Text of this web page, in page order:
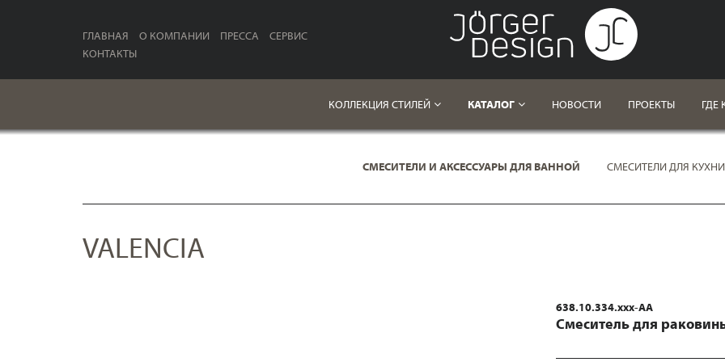
ГЛАВНАЯ О КОМПАНИИ ПРЕССА
СЕРВИС
КОНТАКТЫ
КОЛЛЕКЦИЯ СТИЛЕЙ КАТАЛОГ НОВОСТИ ПРОЕКТЫ ГДЕ
СМЕСИТЕЛИ И АКСЕССУАРЫ ДЛЯ ВАННОЙ СМЕСИТЕЛИ ДЛЯ КУХНИ
VALENCIA
638.10.334.xxx-AA
Смеситель для